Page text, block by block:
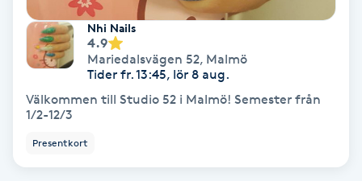
Veterinär
Vibrationsmassage
Vinyasa Yoga
Nhi Nails
4.9
Mariedalsvägen 52, Malmö
Tider fr. 13:45, lör 8 aug.
Välkommen till Studio 52 i Malmö! Semester från
1/2-12/3
Presentkort